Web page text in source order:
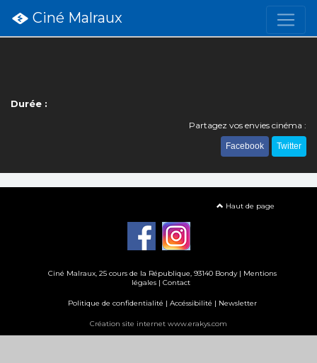
Ciné Malraux
Durée :
Partagez vos envies cinéma :
Facebook Twitter
Haut de page
Ciné Malraux, 25 cours de la République, 93140 Bondy | Mentions
légales | Contact
Politique de confidentialité | Accéssibilité | Newsletter
Création site internet www.erakys.com